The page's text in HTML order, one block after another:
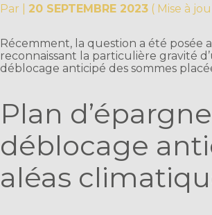
Par 20 SEPTEMBRE 2023 ( Mise à
Récemment, la question a été posée
reconnaissant la particulière gravité
déblocage anticipé des sommes
Plan
déblocage
aléas